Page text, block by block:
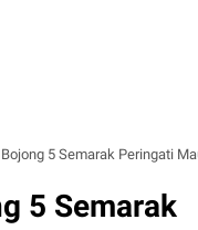
5 Semarak Peringati Maulid
5 Semarak